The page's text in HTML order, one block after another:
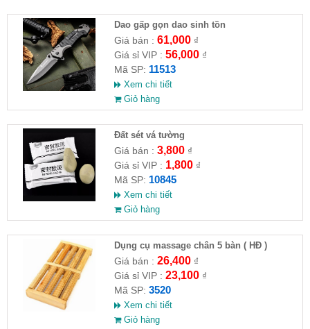
Dao gấp gọn dao sinh tồn
Giá bán : 61,000₫
Giá sỉ VIP : 56,000₫
Mã SP: 11513
Xem chi tiết
Giỏ hàng
Đất sét vá tường
Giá bán : 3,800₫
Giá sỉ VIP : 1,800₫
Mã SP: 10845
Xem chi tiết
Giỏ hàng
Dụng cụ massage chân 5 bàn ( HĐ )
Giá bán : 26,400₫
Giá sỉ VIP : 23,100₫
Mã SP: 3520
Xem chi tiết
Giỏ hàng